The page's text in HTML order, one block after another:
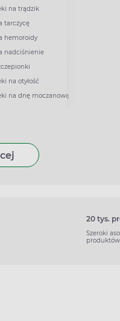
na trądzik
tarczycę
hemoroidy
nadciśnienie
na otyłość
na dnę moczanową
20 tys.
Szeroki
produktów